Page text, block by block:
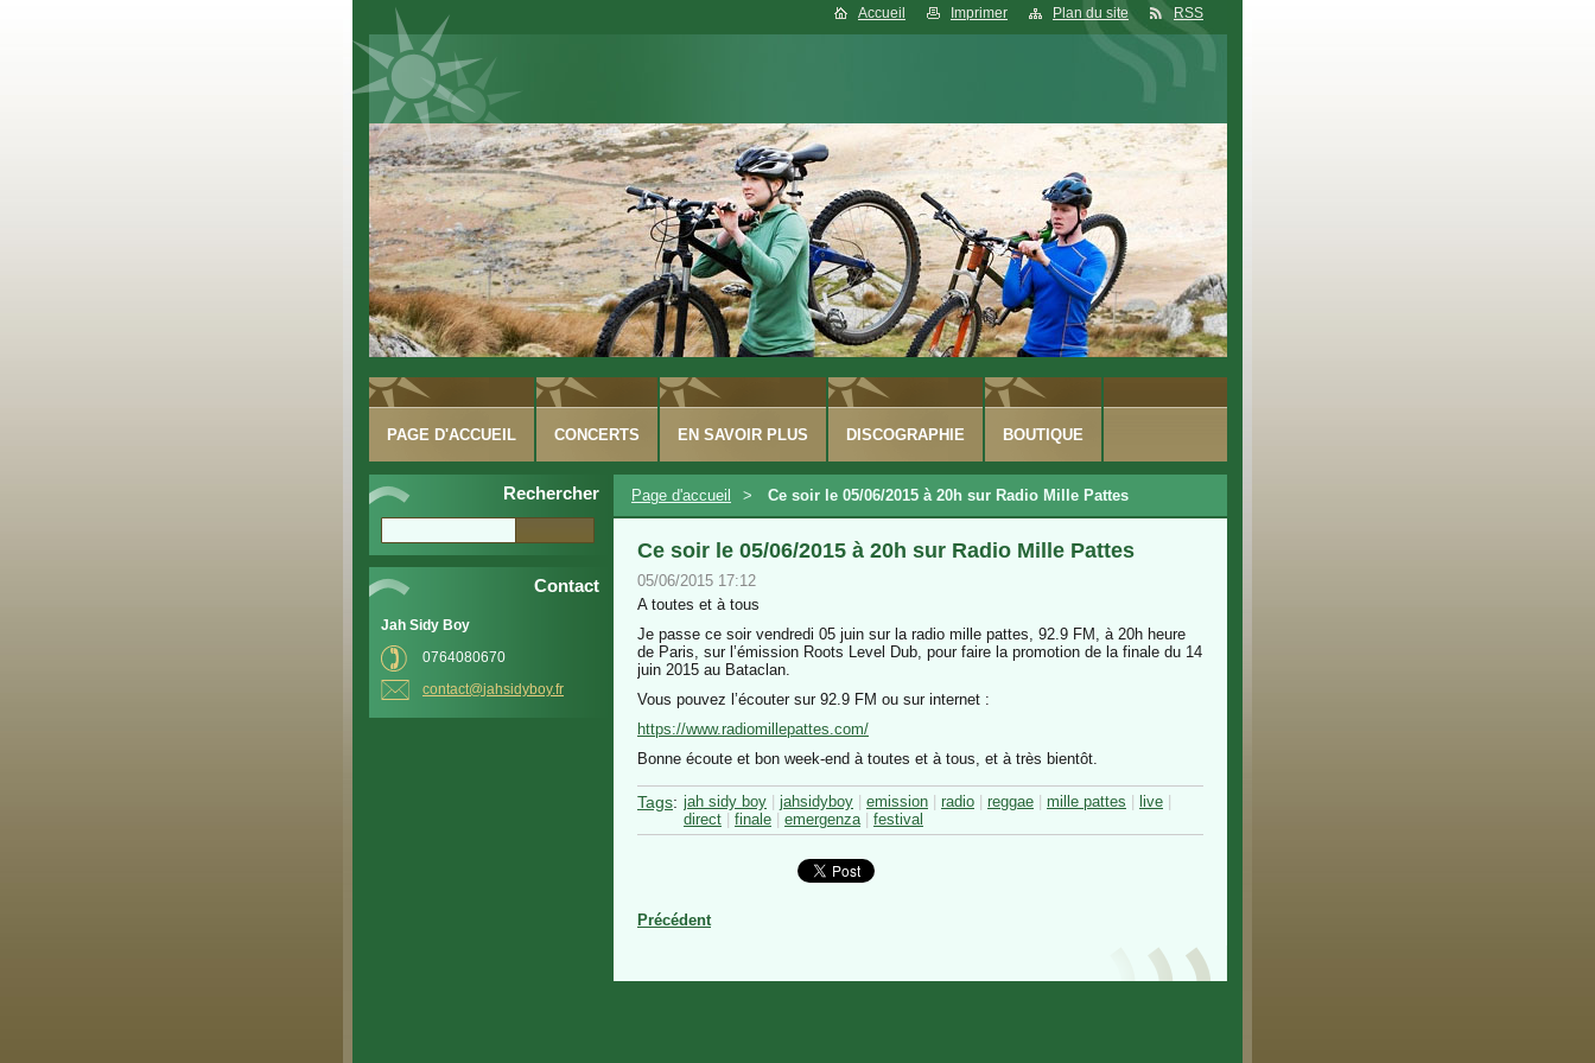
Accueil Imprimer Plan du site RSS
Rechercher
Contact
Jah Sidy Boy
0764080670
contact@jahsidyboy.fr
Page d'accueil > Ce soir le 05/06/2015 à 20h sur Radio Mille Pattes
Ce soir le 05/06/2015 à 20h sur Radio Mille Pattes
05/06/2015 17:12
A toutes et à tous
Je passe ce soir vendredi 05 juin sur la radio mille pattes, 92.9 FM, à 20h heure
de Paris, sur l’émission Roots Level Dub, pour faire la promotion de la finale du 14
juin 2015 au Bataclan.
Vous pouvez l’écouter sur 92.9 FM ou sur internet :
https://www.radiomillepattes.com/
Bonne écoute et bon week-end à toutes et à tous, et à très bientôt.
Tags: jah sidy boy jahsidyboy emission radio reggae mille pattes live
direct
finale emergenza festival
Précédent
PAGE D'ACCUEIL CONCERTS EN SAVOIR PLUS DISCOGRAPHIE BOUTIQUE